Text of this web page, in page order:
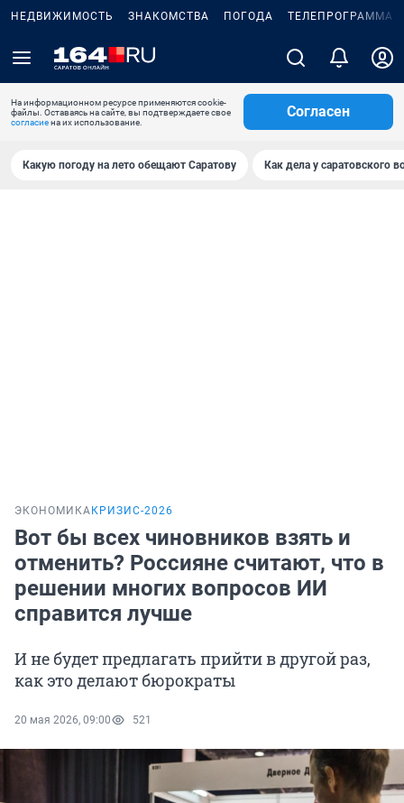
НЕДВИЖИМОСТЬ ЗНАКОМСТВА ПОГОДА ТЕЛЕПРОГРАММА
На информационном ресурсе применяются cookie-
файлы. Оставаясь на сайте, вы подтверждаете свое
согласиена их использование.
Согласен
Какую погоду на лето обещают Саратову Как дела у саратовского
ЭКОНОМИКА КРИЗИС-2026
Вот бы всех чиновников взять и
отменить? Россияне считают, что в
решении многих вопросов ИИ
справится лучше
И не будет предлагать прийти в другой раз,
как это делают бюрократы
20 мая 2026, 09:00 521